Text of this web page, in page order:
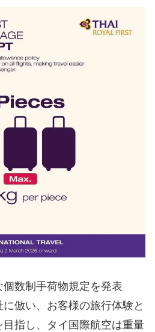
数制手荷物規定を発表
倣い、お客様の旅行体験と
指し、タイ国際航空は重量